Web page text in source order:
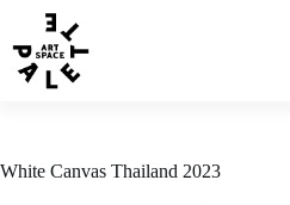
White Canvas Thailand 2023